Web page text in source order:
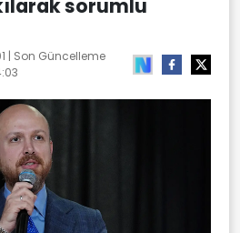
sorumlu
| Son Güncelleme